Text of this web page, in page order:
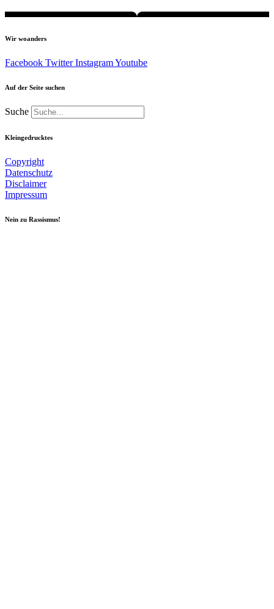
Wir woanders
Facebook Twitter InstagramYoutube
Auf der Seite suchen
Suche
Kleingedrucktes
Copyright
Datenschutz
Disclaimer
Impressum
Nein zu Rassismus!